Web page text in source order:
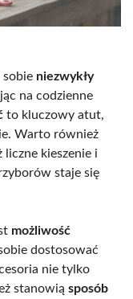
sobie niezwykły
na codzienne
to kluczowy atut,
Warto również
liczne kieszenie i
staje się
możliwość
dostosować
nie tylko
stanowią sposób